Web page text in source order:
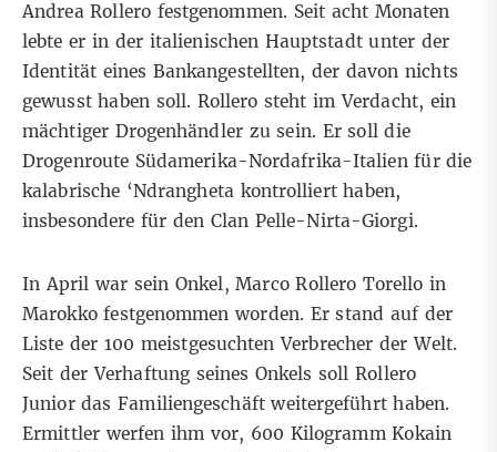
Andrea Rollero festgenommen. Seit acht Monaten
lebte er in der italienischen Hauptstadt unter der
Identität eines Bankangestellten, der davon nichts
gewusst haben soll. Rollero steht im Verdacht, ein
mächtiger Drogenhändler zu sein. Er soll die
Drogenroute Südamerika-Nordafrika-Italien für die
kalabrische ‘Ndranghetakontrolliert haben,
insbesondere für den Clan Pelle-Nirta-Giorgi.
In April war sein Onkel, Marco Rollero Torello in
Marokkofestgenommen worden. Er stand auf der
Liste der 100 meistgesuchten Verbrecher der Welt.
Seit der Verhaftung seines Onkels soll Rollero
Junior das Familiengeschäft weitergeführt haben.
Ermittler werfen ihm vor, 600 Kilogramm Kokain